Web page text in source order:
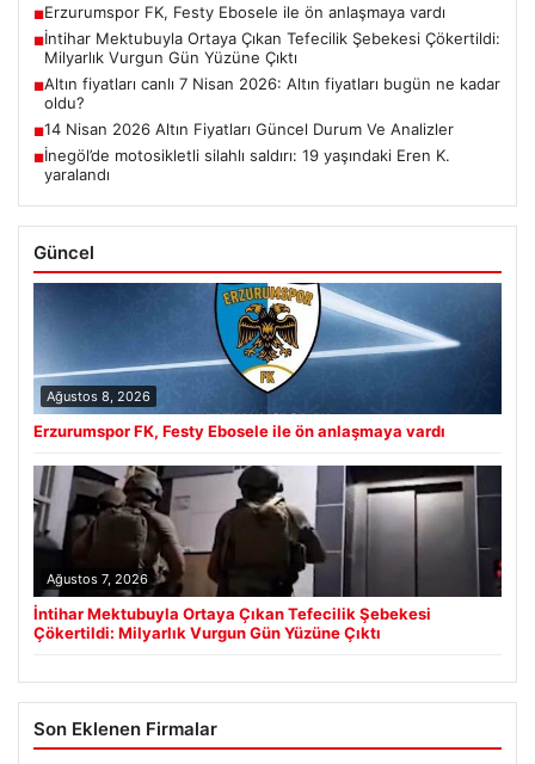
■Erzurumspor FK, Festy Ebosele ile ön anlaşmaya vardı
■İntihar Mektubuyla Ortaya Çıkan Tefecilik Şebekesi Çökertildi:
Milyarlık Vurgun Gün Yüzüne Çıktı
■Altın fiyatları canlı 7 Nisan 2026: Altın fiyatları bugün ne kadar
oldu?
■14 Nisan 2026 Altın Fiyatları Güncel Durum Ve Analizler
■İnegöl’de motosikletli silahlı saldırı: 19 yaşındaki Eren K.
yaralandı
Güncel
Ağustos 8, 2026
Erzurumspor FK, Festy Ebosele ile ön anlaşmaya vardı
Ağustos 7, 2026
İntihar Mektubuyla Ortaya Çıkan Tefecilik Şebekesi
Çökertildi: Milyarlık Vurgun Gün Yüzüne Çıktı
Son Eklenen Firmalar